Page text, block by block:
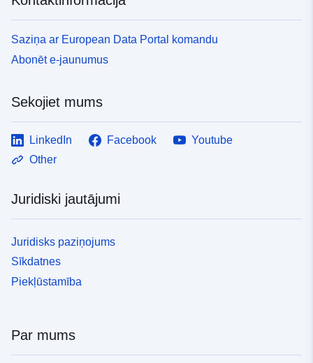
Saziņa ar European Data Portal komandu
Abonēt e-jaunumus
Sekojiet mums
LinkedIn Facebook
Youtube
Other
Juridiski jautājumi
Juridisks paziņojums
Sīkdatnes
Piekļūstamība
Par mums